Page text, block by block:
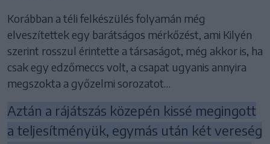
Korábban a téli felkészülés folyamán még
elveszítettek egy barátságos mérkőzést, ami Kilyén
szerint rosszul érintette a társaságot, még akkor is, ha
csak egy edzőmeccs volt, a csapat ugyanis annyira
megszokta a győzelmi sorozatot…
Aztán a rájátszás közepén kissé megingott
a teljesítményük, egymás után két vereség